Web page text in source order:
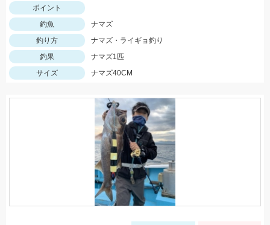
ポイント
釣魚
ナマズ
釣り方
ナマズ・ライギョ釣り
釣果
ナマズ1匹
サイズ
ナマズ40CM